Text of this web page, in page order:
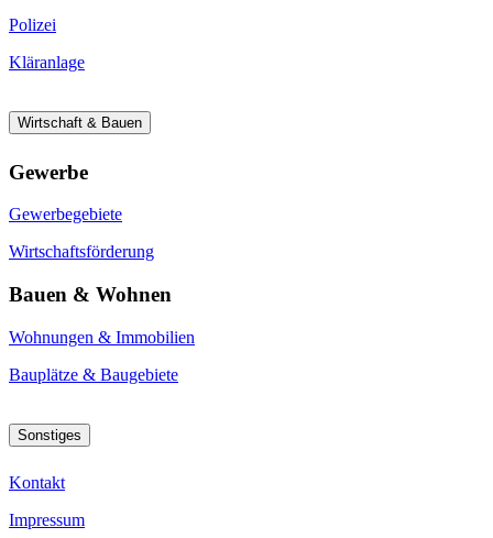
Polizei
Kläranlage
Wirtschaft & Bauen
Gewerbe
Gewerbegebiete
Wirtschaftsförderung
Bauen & Wohnen
Wohnungen & Immobilien
Bauplätze & Baugebiete
Sonstiges
Kontakt
Impressum